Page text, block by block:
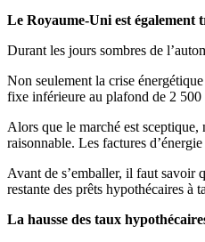
Le Royaume-Uni est également
Durant les jours sombres de
Non seulement la crise
fixe inférieure au plafond de 2
Alors que le marché est
raisonnable. Les factures
Avant de s’emballer, il faut savoir
restante des prêts hypothécaires à
La hausse des taux